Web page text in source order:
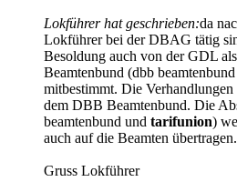
Lokführer hat geschrieben:da
Lokführer bei der DBAG tätig
Besoldung auch von der GDL
Beamtenbund (dbb
mitbestimmt. Die
dem DBB Beamtenbund. Die
beamtenbund und tarifunion)
auch auf die Beamten übertragen.
Gruss Lokführer